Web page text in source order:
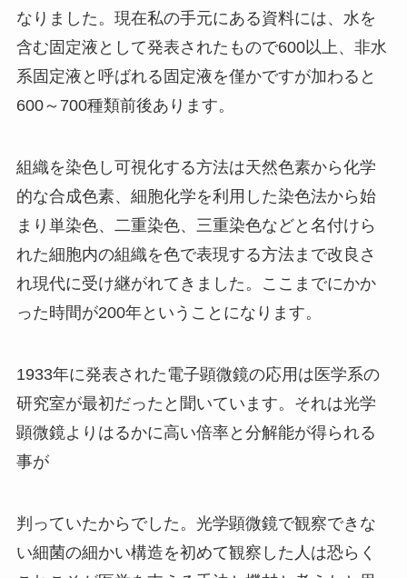
なりました。現在私の手元にある資料には、水を
含む固定液として発表されたもので600以上、非水
系固定液と呼ばれる固定液を僅かですが加わると
600～700種類前後あります。
組織を染色し可視化する方法は天然色素から化学
的な合成色素、細胞化学を利用した染色法から始
まり単染色、二重染色、三重染色などと名付けら
れた細胞内の組織を色で表現する方法まで改良さ
れ現代に受け継がれてきました。ここまでにかか
った時間が200年ということになります。
1933年に発表された電子顕微鏡の応用は医学系の
研究室が最初だったと聞いています。それは光学
顕微鏡よりはるかに高い倍率と分解能が得られる
事が
判っていたからでした。光学顕微鏡で観察できな
い細菌の細かい構造を初めて観察した人は恐らく